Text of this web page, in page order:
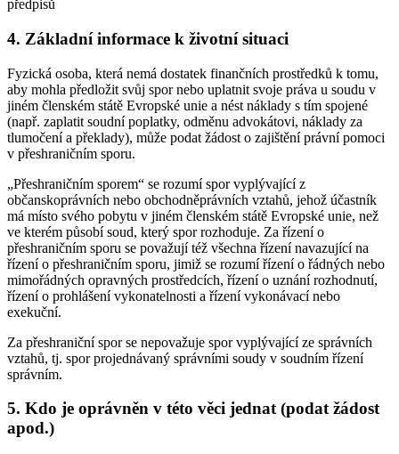
předpisů
4. Základní informace k životní situaci
Fyzická osoba, která nemá dostatek finančních prostředků k tomu,
aby mohla předložit svůj spor nebo uplatnit svoje práva u soudu v
jiném členském státě Evropské unie a nést náklady s tím spojené
(např. zaplatit soudní poplatky, odměnu advokátovi, náklady za
tlumočení a překlady), může podat žádost o zajištění právní pomoci
v přeshraničním sporu.
„Přeshraničním sporem“ se rozumí spor vyplývající z
občanskoprávních nebo obchodněprávních vztahů, jehož účastník
má místo svého pobytu v jiném členském státě Evropské unie, než
ve kterém působí soud, který spor rozhoduje. Za řízení o
přeshraničním sporu se považují též všechna řízení navazující na
řízení o přeshraničním sporu, jimiž se rozumí řízení o řádných nebo
mimořádných opravných prostředcích, řízení o uznání rozhodnutí,
řízení o prohlášení vykonatelnosti a řízení vykonávací nebo
exekuční.
Za přeshraniční spor se nepovažuje spor vyplývající ze správních
vztahů, tj. spor projednávaný správními soudy v soudním řízení
správním.
5. Kdo je oprávněn v této věci jednat (podat žádost
apod.)